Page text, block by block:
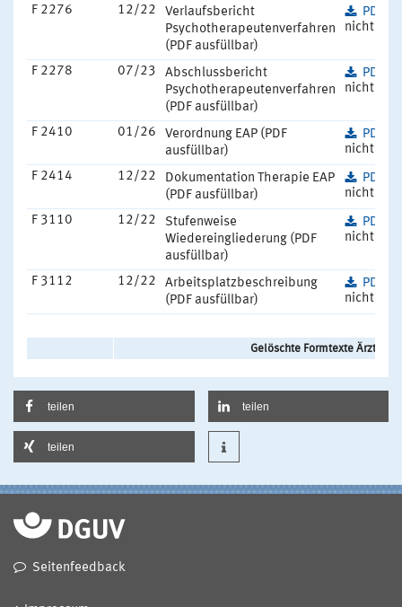
F 2276 12/22
Verlaufsbericht
Psychotherapeutenverfahren
(PDF ausfüllbar)
PDF
nicht
F 2278 07/23
Abschlussbericht
Psychotherapeutenverfahren
(PDF ausfüllbar)
PDF
nicht
F 2410 01/26
Verordnung EAP (PDF
ausfüllbar)
PDF
nicht
F 2414
12/22
Dokumentation Therapie EAP
(PDF ausfüllbar)
PDF
nicht
F 3110
12/22
Stufenweise
Wiedereingliederung (PDF
ausfüllbar)
PDF
nicht
F 3112 12/22
Arbeitsplatzbeschreibung
(PDF ausfüllbar)
PDF
nicht
Gelöschte Formtexte Ärzte -
teilen teilen
teilen
Seitenfeedback